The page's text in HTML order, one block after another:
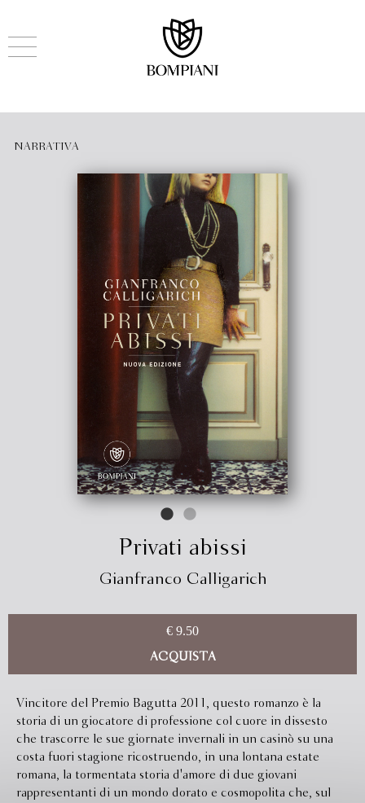
NARRATIVA
Privati abissi
Gianfranco Calligarich
€ 9.50
ACQUISTA
Vincitore del Premio Bagutta 2011, questo romanzo è la
storia di un giocatore di professione col cuore in dissesto
che trascorre le sue giornate invernali in un casinò su una
costa fuori stagione ricostruendo, in una lontana estate
romana, la tormentata storia d'amore di due giovani
rappresentanti di un mondo dorato e cosmopolita che, sul